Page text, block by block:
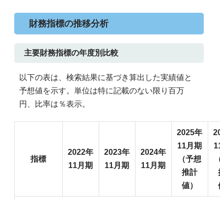
財務指標の推移分析
主要財務指標の年度別比較
以下の表は、検索結果に基づき算出した実績値と
予想値を示す。単位は特に記載のない限り百万
円、比率は％表示。
指標
2022年
11月期
2023年
11月期
2024年
11月期
2025年
11月期
（予想
推計
値）